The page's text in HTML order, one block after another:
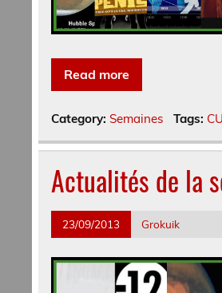
Read more
Category: Semaines Tags:
Actualités de la
23/09/2013 Grokuik